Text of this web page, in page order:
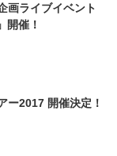
画ライブイベント
開催！
ー2017 開催決定！